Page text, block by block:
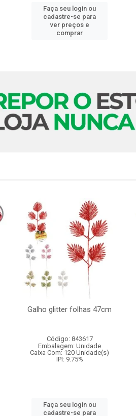
Faça seu login ou
cadastre-se para
ver preços e
comprar
Galho glitter folhas 47cm
Código: 843617
Embalagem: Unidade
Caixa Com: 120 Unidade(s)
IPI: 9.75%
Faça seu login ou
cadastre-se para